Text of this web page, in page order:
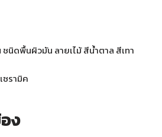
ชนิดพื้นผิวมัน ลายเไม้ สีน้ำตาล สีเทา
ซรามิค
ง